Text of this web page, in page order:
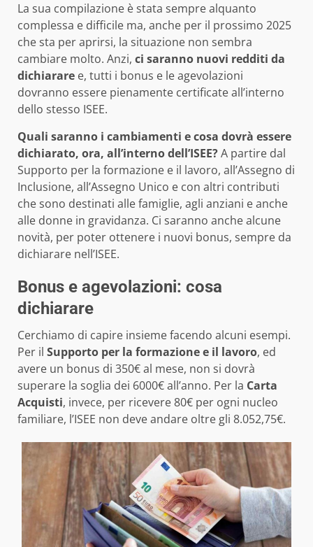
La sua compilazione è stata sempre alquanto
complessa e difficile ma, anche per il prossimo 2025
che sta per aprirsi, la situazione non sembra
cambiare molto. Anzi, ci saranno nuovi redditi da
dichiarare e, tutti i bonus e le agevolazioni
dovranno essere pienamente certificate all’interno
dello stesso ISEE.
Quali saranno i cambiamenti e cosa dovrà essere
dichiarato, ora, all’interno dell’ISEE?A partire dal
Supporto per la formazione e il lavoro, all’Assegno di
Inclusione, all’Assegno Unico e con altri contributi
che sono destinati alle famiglie, agli anziani e anche
alle donne in gravidanza. Ci saranno anche alcune
novità, per poter ottenere i nuovi bonus, sempre da
dichiarare nell’ISEE.
Bonus e agevolazioni: cosa
dichiarare
Cerchiamo di capire insieme facendo alcuni esempi.
Per il Supporto per la formazione e il lavoro, ed
avere un bonus di 350€ al mese, non si dovrà
superare la soglia dei 6000€ all’anno. Per la Carta
Acquisti, invece, per ricevere 80€ per ogni nucleo
familiare, l’ISEE non deve andare oltre gli 8.052,75€.